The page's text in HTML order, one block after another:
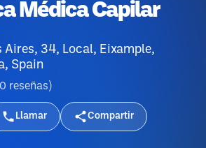
Médica Capilar
Aires, 34, Local, Eixample,
Spain
reseñas )
Llamar Compartir